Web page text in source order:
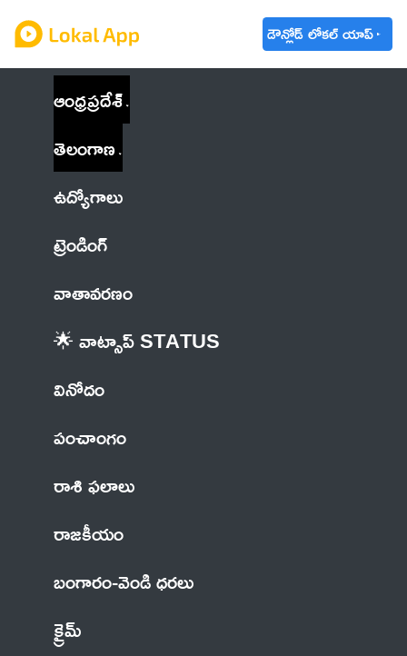
డౌన్లోడ్ లోకల్ యాప్
ఆంధ్రప్రదేశ్
తెలంగాణ
ఉద్యోగాలు
ట్రెండింగ్
వాతావరణం
🌟 వాట్సాప్ STATUS
వినోదం
పంచాంగం
రాశి ఫలాలు
రాజకీయం
బంగారం-వెండి ధరలు
క్రైమ్